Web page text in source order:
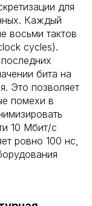
для
Каждый
восьми тактов
cycles).
бита на
Это позволяет
помехи в
10 Мбит/с
ровно 100 нс,